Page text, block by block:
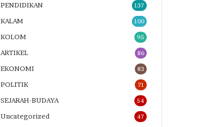
PENDIDIKAN 137
KALAM 100
KOLOM 95
ARTIKEL 86
EKONOMI 83
POLITIK 71
SEJARAH-BUDAYA 54
Uncategorized 47